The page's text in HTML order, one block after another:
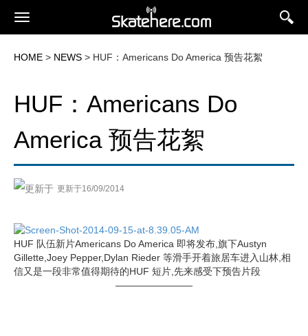
HOME > NEWS > HUF：Americans Do America 预告花絮
HUF：Americans Do
America 预告花絮
更新于16/09/2014
HUF 队伍新片Americans Do America 即将发布,旗下Austyn
Gillette,Joey Pepper,Dylan Rieder 等滑手开着旅居车进入山林,相
信又是一段非常值得期待的HUF 短片,先来感受下预告片段
————————